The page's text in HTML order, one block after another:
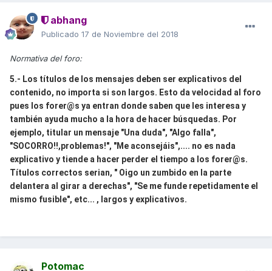
abhang
Publicado 17 de Noviembre del 2018
Normativa del foro:
5.- Los títulos de los mensajes deben ser explicativos del
contenido, no importa si son largos. Esto da velocidad al foro
pues los forer@s ya entran donde saben que les interesa y
también ayuda mucho a la hora de hacer búsquedas. Por
ejemplo, titular un mensaje "Una duda", "Algo falla",
"SOCORRO!!,problemas!", "Me aconsejáis",.... no es nada
explicativo y tiende a hacer perder el tiempo a los forer@s.
Títulos correctos serian, " Oigo un zumbido en la parte
delantera al girar a derechas", "Se me funde repetidamente el
mismo fusible", etc... , largos y explicativos.
Potomac